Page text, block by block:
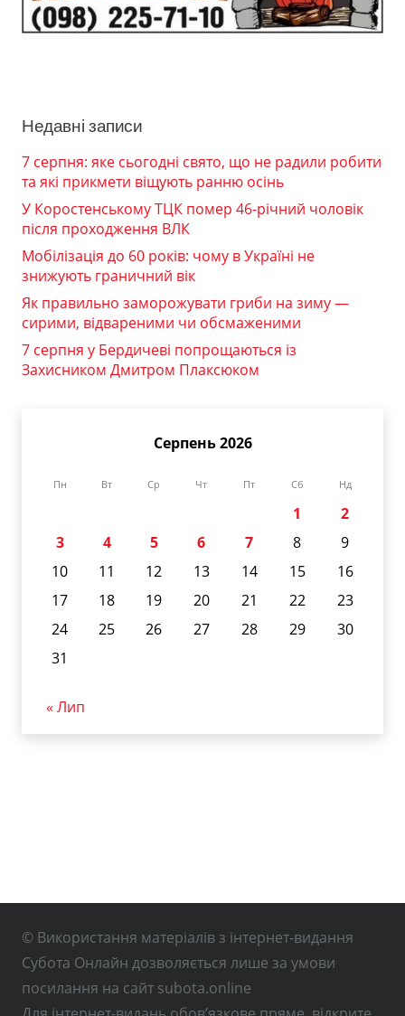
Недавні записи
7 серпня: яке сьогодні свято, що не радили робити
та які прикмети віщують ранню осінь
У Коростенському ТЦК помер 46-річний чоловік
після проходження ВЛК
Мобілізація до 60 років: чому в Україні не
знижують граничний вік
Як правильно заморожувати гриби на зиму —
сирими, відвареними чи обсмаженими
7 серпня у Бердичеві попрощаються із
Захисником Дмитром Плаксюком
Серпень 2026
Пн Вт Ср Чт Пт Сб Нд
1
2
3
4 5 6 7 8
9
10
11 12 13 14 15
16
17
18 19 20 21 22
23
24
25 26 27 28 29
30
31
« Лип
© Використання матеріалів з інтернет-видання
Субота Онлайн дозволяється лише за умови
посилання на сайт subota.online